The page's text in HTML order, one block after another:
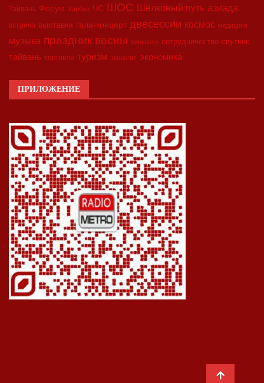
Тайвань Форум Харбин ЧС ШОС Шёлковый путь азиада
встреча выставка гала-концерт двесессии космос медицина
музыка праздник весны синьцзян сотрудничество спутник
тайвань торговля туризм экология экономика
ПРИЛОЖЕНИЕ